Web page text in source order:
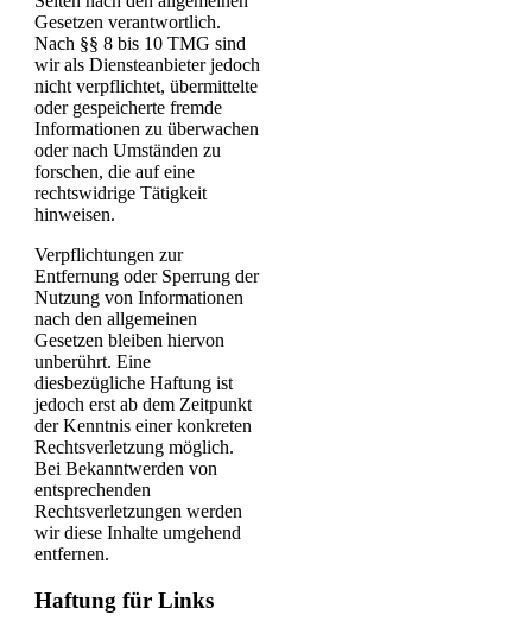
Gesetzen verantwortlich.
Nach §§ 8 bis 10 TMG sind
wir als Diensteanbieter jedoch
nicht verpflichtet, übermittelte
oder gespeicherte fremde
Informationen zu überwachen
oder nach Umständen zu
forschen, die auf eine
rechtswidrige Tätigkeit
hinweisen.
Verpflichtungen zur
Entfernung oder Sperrung der
Nutzung von Informationen
nach den allgemeinen
Gesetzen bleiben hiervon
unberührt. Eine
diesbezügliche Haftung ist
jedoch erst ab dem Zeitpunkt
der Kenntnis einer konkreten
Rechtsverletzung möglich.
Bei Bekanntwerden von
entsprechenden
Rechtsverletzungen werden
wir diese Inhalte umgehend
entfernen.
Haftung für Links